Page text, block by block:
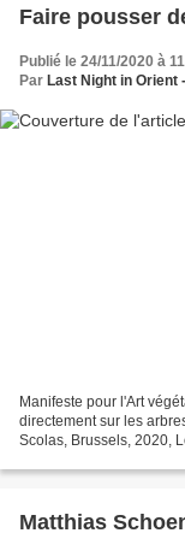
Faire pousser
Publié le 24/11/2020 à
Par Last Night in Orient
Manifeste pour l'Art
directement sur les arbres ? Les chaises poussent dans les
Scolas, Brussels, 2020,
Matthias